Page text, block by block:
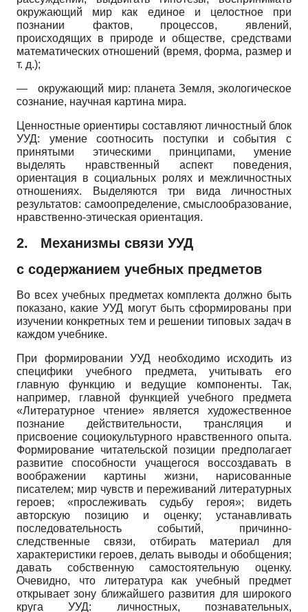
окружающий мир как единое и целостное при
познании фактов, процессов, явлений,
происходящих в природе и обществе, средствами
математических отношений (время, форма, размер и
т. д.);
—окружающий мир: планета Земля, экологическое
сознание, научная картина мира.
Ценностные ориентиры составляют личностный блок
УУД: умение соотносить поступки и события с
принятыми этическими принципами, умение
выделять нравственный аспект поведения,
ориентация в социальных ролях и межличностных
отношениях. Выделяются три вида личностных
результатов: самоопределение, смыслообразование,
нравственно-этическая ориентация.
2. Механизмы связи УУД
с содержанием учебных предметов
Во всех учебных предметах комплекта должно быть
показано, какие УУД могут быть сформированы при
изучении конкретных тем и решении типовых задач в
каждом учебнике.
При формировании УУД необходимо исходить из
специфики учебного предмета, учитывать его
главную функцию и ведущие компоненты. Так,
например, главной функцией учебного предмета
«Литературное чтение» является художественное
познание действительности, трансляция и
присвоение социокультурного нравственного опыта.
Формирование читательской позиции предполагает
развитие способности учащегося воссоздавать в
воображении картины жизни, нарисованные
писателем; мир чувств и переживаний литературных
героев; «прослеживать судьбу героя»; видеть
авторскую позицию и оценку; устанавливать
последовательность событий, причинно-
следственные связи, отбирать материал для
характеристики героев, делать выводы и обобщения;
давать собственную самостоятельную оценку.
Очевидно, что литература как учебный предмет
открывает зону ближайшего развития для широкого
круга УУД: личностных, познавательных,